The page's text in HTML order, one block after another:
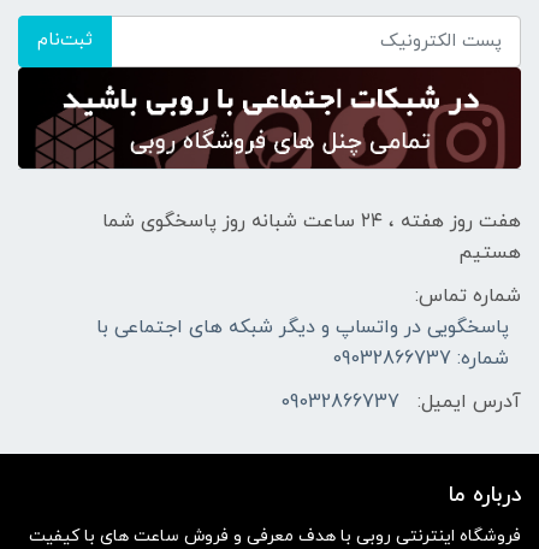
ثبت‌نام
هفت روز هفته ، ۲۴ ساعت شبانه‌ روز پاسخگوی شما
هستیم
شماره تماس:
پاسخگویی در واتساپ و دیگر شبکه های اجتماعی با
شماره: 09032866737
آدرس ایمیل:
09032866737
درباره ما
فروشگاه اینترنتی روبی با هدف معرفی و فروش ساعت های با کیفیت